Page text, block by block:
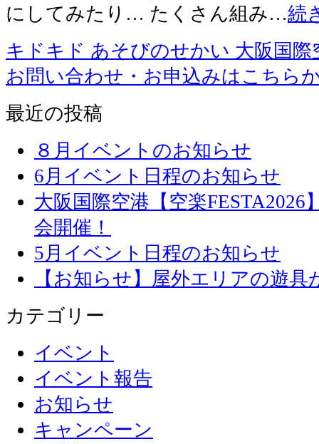
にしてみたり… たくさん組み…続
キドキド あそびのせかい 大阪国際
お問い合わせ・お申込みはこちら
最近の投稿
８月イベントのお知らせ
6月イベント日程のお知らせ
大阪国際空港【空楽
会開催！
5月イベント日程のお知らせ
【お知らせ】屋外エリアの遊
カテゴリー
イベント
イベント報告
お知らせ
キャンペーン